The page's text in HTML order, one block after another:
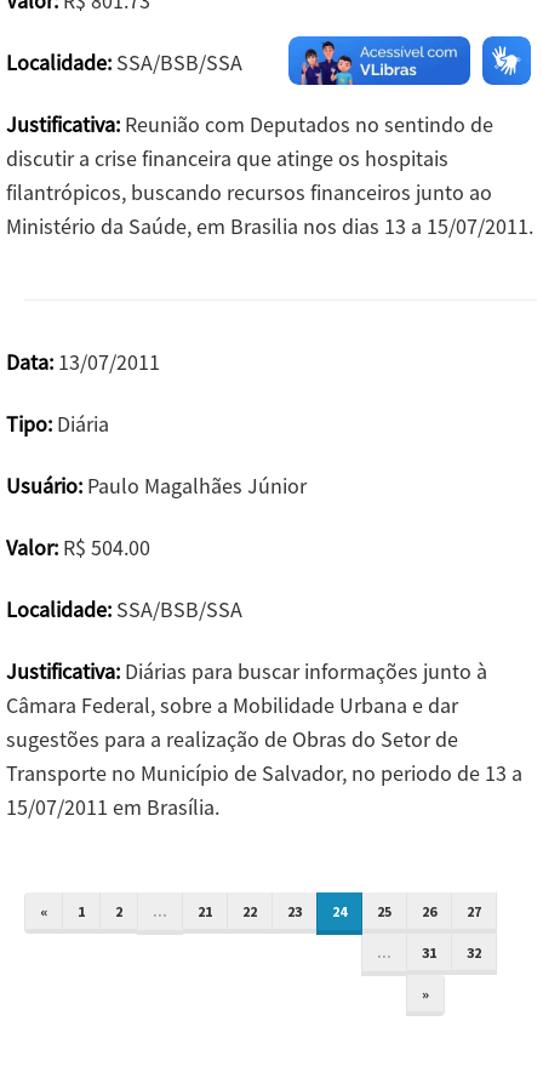
Localidade: SSA/BSB/SSA
Justificativa: Reunião com Deputados no sentindo de
discutir a crise financeira que atinge os hospitais
filantrópicos, buscando recursos financeiros junto ao
Ministério da Saúde, em Brasilia nos dias 13 a 15/07/2011.
Data: 13/07/2011
Tipo: Diária
Usuário: Paulo Magalhães Júnior
Valor: R$ 504.00
Localidade: SSA/BSB/SSA
Justificativa: Diárias para buscar informações junto à
Câmara Federal, sobre a Mobilidade Urbana e dar
sugestões para a realização de Obras do Setor de
Transporte no Município de Salvador, no periodo de 13 a
15/07/2011 em Brasília.
« 1 2 ... 21 22 23 24 25 26 27
... 31 32
»